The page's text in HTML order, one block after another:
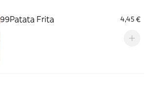
99Patata Frita 4,45 €